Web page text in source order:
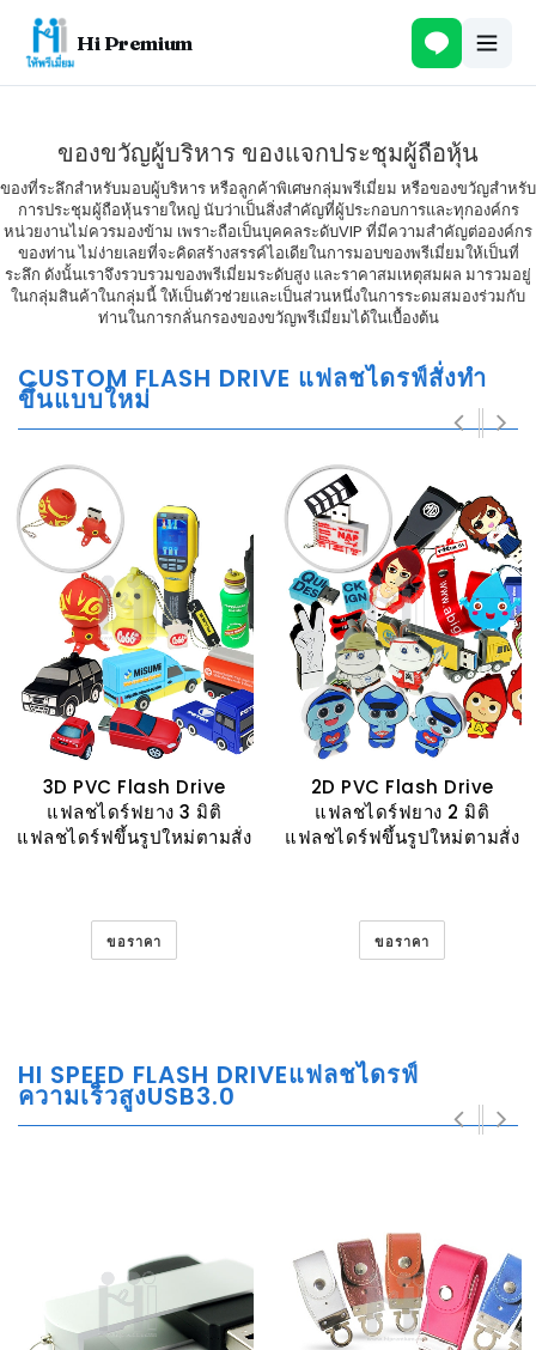
Hi Premium
ของขวัญผู้บริหาร ของแจกประชุมผู้ถือหุ้น
ของที่ระลึกสำหรับมอบผู้บริหาร หรือลูกค้าพิเศษกลุ่มพรีเมี่ยม หรือของขวัญสำหรับ
การประชุมผู้ถือหุ้นรายใหญ่ นับว่าเป็นสิ่งสำคัญที่ผู้ประกอบการและทุกองค์กร
หน่วยงานไม่ควรมองข้าม เพราะถือเป็นบุคคลระดับVIP ที่มีความสำคัญต่อองค์กร
ของท่าน ไม่ง่ายเลยที่จะคิดสร้างสรรค์ไอเดียในการมอบของพรีเมี่ยมให้เป็นที่
ระลึก ดังนั้นเราจึงรวบรวมของพรีเมี่ยมระดับสูง และราคาสมเหตุสมผล มารวมอยู่
ในกลุ่มสินค้าในกลุ่มนี้ ให้เป็นตัวช่วยและเป็นส่วนหนึ่งในการระดมสมองร่วมกับ
ท่านในการกลั่นกรองของขวัญพรีเมี่ยมได้ในเบื้องต้น
CUSTOM FLASH DRIVE แฟลชไดรฟ์สั่งทำ
ขึ้นแบบใหม่
3D PVC Flash Drive
แฟลชไดร์ฟยาง 3 มิติ
แฟลชไดร์ฟขึ้นรูปใหม่ตามสั่ง
ขอราคา
2D PVC Flash Drive
แฟลชไดร์ฟยาง 2 มิติ
แฟลชไดร์ฟขึ้นรูปใหม่ตามสั่ง
ขอราคา
HI SPEED FLASH DRIVEแฟลชไดรฟ์
ความเร็วสูงUSB3.0